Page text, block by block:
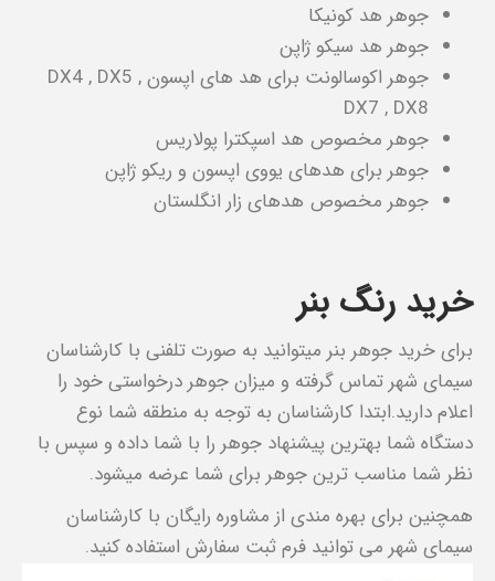
جوهر هد کونیکا
جوهر هد سیکو ژاپن
جوهر اکوسالونت برای هد های اپسون DX4 , DX5 ,
DX7 , DX8
جوهر مخصوص هد اسپکترا پولاریس
جوهر برای هدهای یووی اپسون و ریکو ژاپن
جوهر مخصوص هدهای زار انگلستان
خرید رنگ بنر
برای خرید جوهر بنر میتوانید به صورت تلفنی با کارشناسان
سیمای شهر تماس گرفته و میزان جوهر درخواستی خود را
اعلام دارید.ابتدا کارشناسان به توجه به منطقه شما نوع
دستگاه شما بهترین پیشنهاد جوهر را با شما داده و سپس با
نظر شما مناسب ترین جوهر برای شما عرضه میشود.
همچنین برای بهره مندی از مشاوره رایگان با کارشناسان
سیمای شهر می توانید فرم ثبت سفارش استفاده کنید.